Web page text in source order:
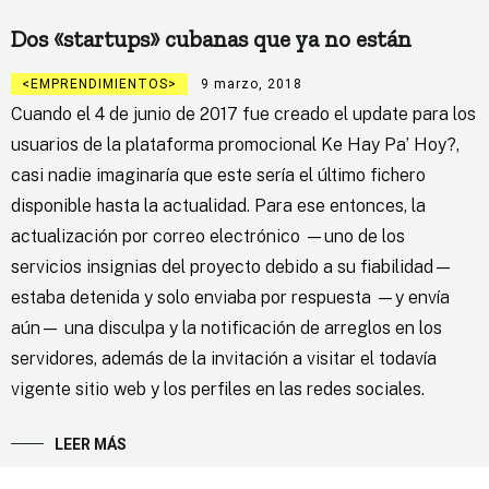
Dos «startups» cubanas que ya no están
EMPRENDIMIENTOS 9 marzo, 2018
Cuando el 4 de junio de 2017 fue creado el update para los
usuarios de la plataforma promocional Ke Hay Pa’ Hoy?,
casi nadie imaginaría que este sería el último fichero
disponible hasta la actualidad. Para ese entonces, la
actualización por correo electrónico —uno de los
servicios insignias del proyecto debido a su fiabilidad—
estaba detenida y solo enviaba por respuesta —y envía
aún— una disculpa y la notificación de arreglos en los
servidores, además de la invitación a visitar el todavía
vigente sitio web y los perfiles en las redes sociales.
LEER MÁS